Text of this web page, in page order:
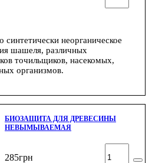
неорганическое
шашеля, различных
точильщиков, насекомых,
организмов.
БИОЗАЩИТА ДЛЯ ДРЕВЕСИНЫ
НЕВЫМЫВАЕМАЯ
285грн